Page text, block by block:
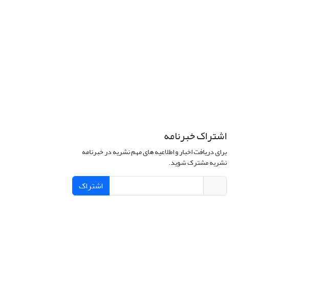
اشتراک خبرنامه
برای دریافت اخبار و اطلاعیه های مهم نشریه در خبرنامه
نشریه مشترک شوید.
اشتراک